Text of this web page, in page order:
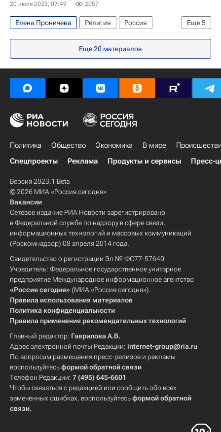
20 июля 2023, 07:49 2057
Еще5
Елена Проничева Религия
Россия
Третьяковская галерея
Русская православная церковь
Ольга Любимова
Религия
Еще20 материалов
Политика Общество Экономика В мире
Спецпроекты
Реклама Продукты и сервисы Пресс-
Версия 2023.1 Beta
© 2026 МИА «Россия сегодня»
Вакансии
Сетевое издание РИА Новости зарегистрировано
в Федеральной службе по надзору в сфере связи,
информационных технологий и массовых коммуникаций
(Роскомнадзор) 08 апреля 2014 года.
Свидетельство о регистрации Эл № ФС77-57640
Учредитель: Федеральное государственное унитарное
предприятие Международное информационное агентство
«Россия сегодня» (МИА «Россия сегодня»).
Правила использования материалов
Политика конфиденциальности
Правила применения рекомендательных технологий
Главный редактор: Гаврилова А.В.
Адрес электронной почты Редакции: internet-group@ria.ru
По вопросам размещения пресс-релизов и рекламы
воспользуйтесьформой обратной связи
Телефон Редакции: 7 (495) 645-6601
Чтобы связаться с редакцией или сообщить обо всех
замеченных ошибках, воспользуйтесьформой обратной
связи.